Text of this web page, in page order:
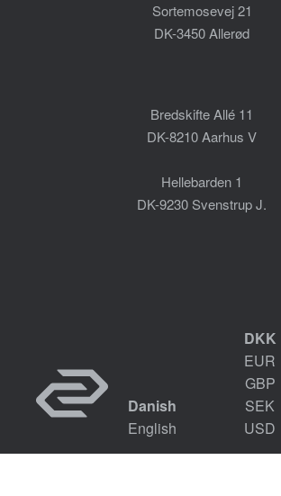
Sortemosevej 21
DK-3450 Allerød
Bredskifte Allé 11
DK-8210 Aarhus V
Hellebarden 1
DK-9230 Svenstrup J.
Danish
English
DKK
EUR
GBP
SEK
USD